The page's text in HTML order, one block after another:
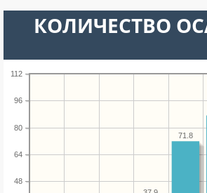
КОЛИЧЕСТВО
48
64
80
96
112
71.8